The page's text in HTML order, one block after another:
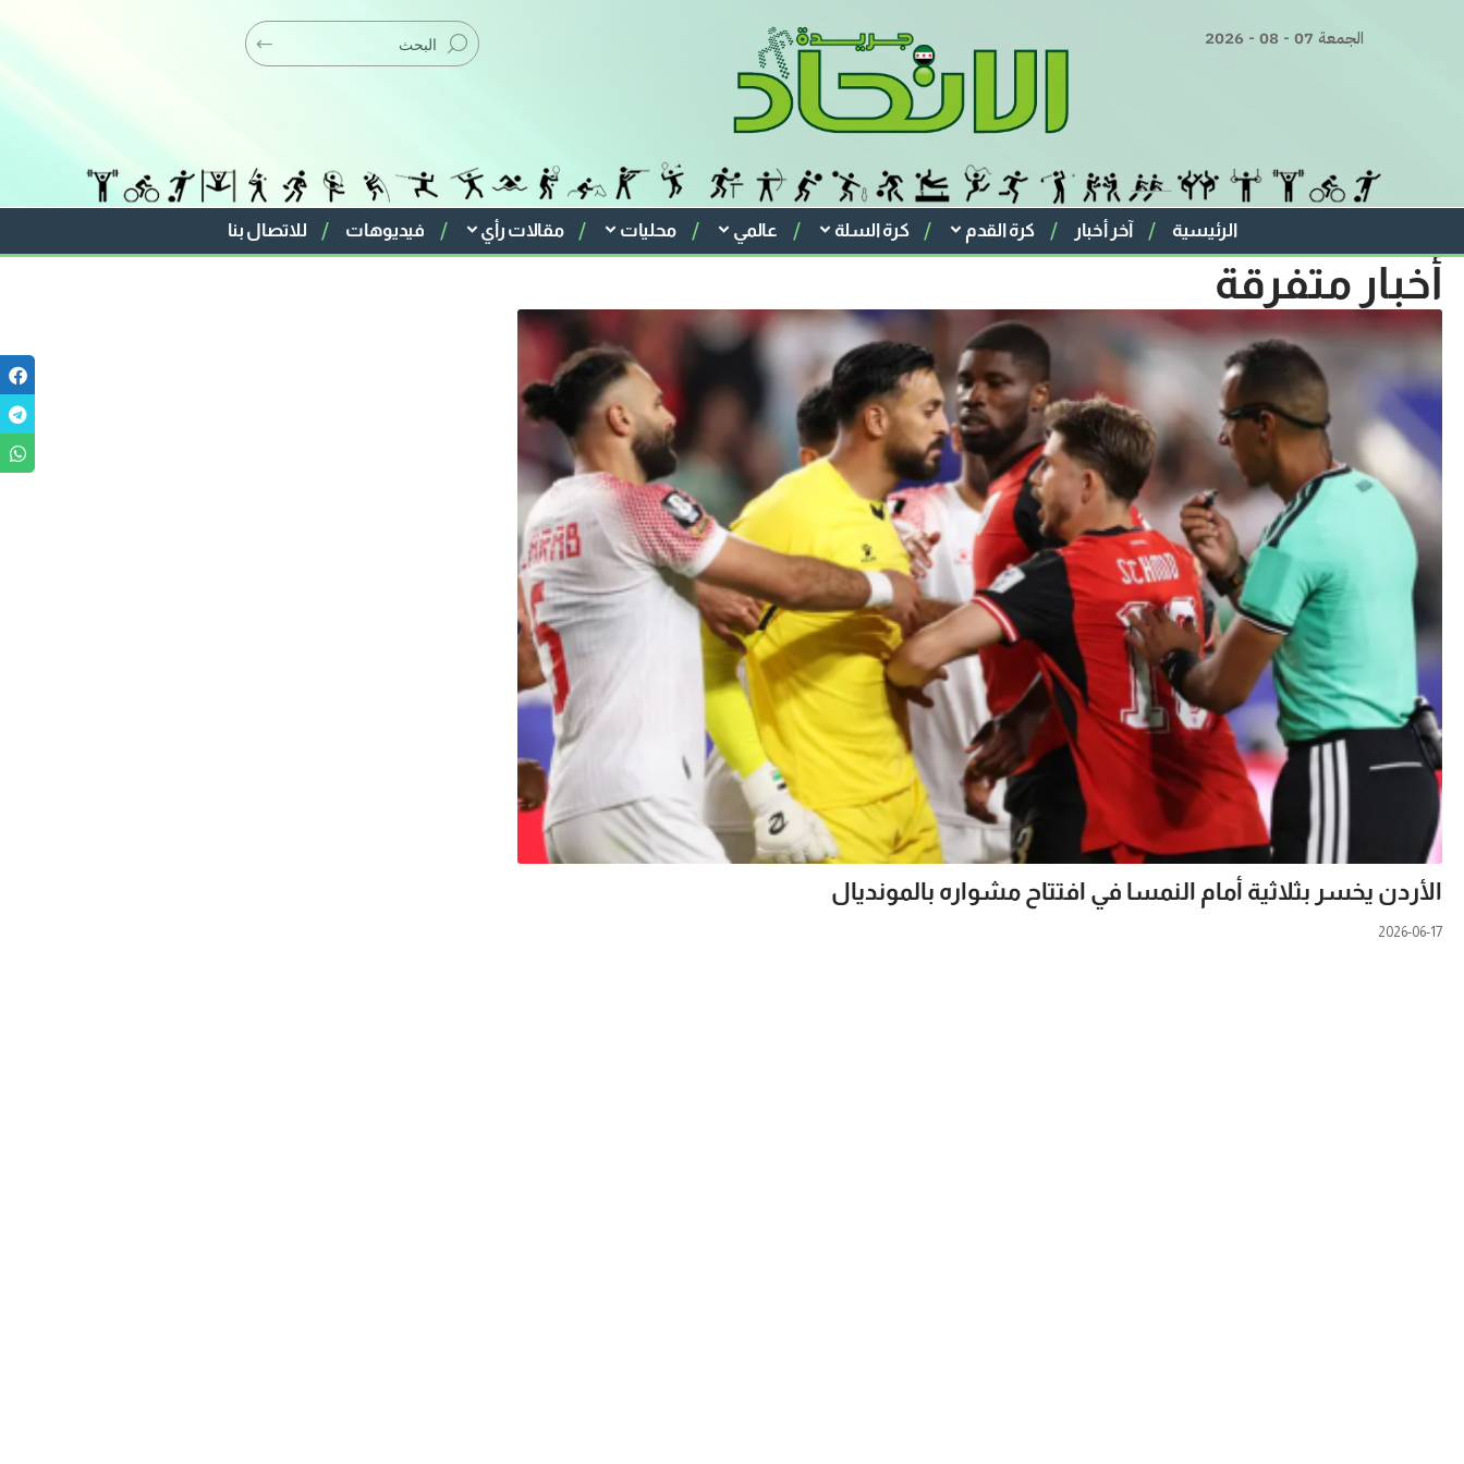
الجمعة 07 - 08 - 2026
الرئيسية آخر أخبار كرة القدم كرة السلة عالمي محليات مقالات رأي فيديوهات للاتصال بنا
أخبار متفرقة
الأردن يخسر بثلاثية أمام النمسا في افتتاح مشواره بالمونديال
2026-06-17